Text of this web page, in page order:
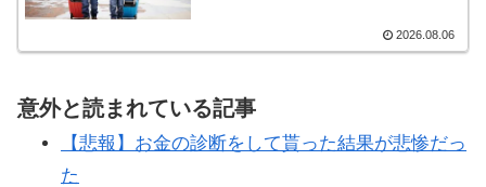
2026.08.06
意外と読まれている記事
【悲報】お金の診断をして貰った結果が悲惨だっ
た